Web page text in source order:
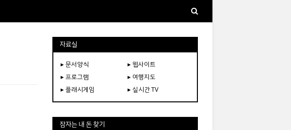
자료실
▸ 문서양식
▸ 웹사이트
▸ 프로그램
▸ 여행지도
▸ 플래시게임
▸ 실시간 TV
잠자는 내 돈 찾기